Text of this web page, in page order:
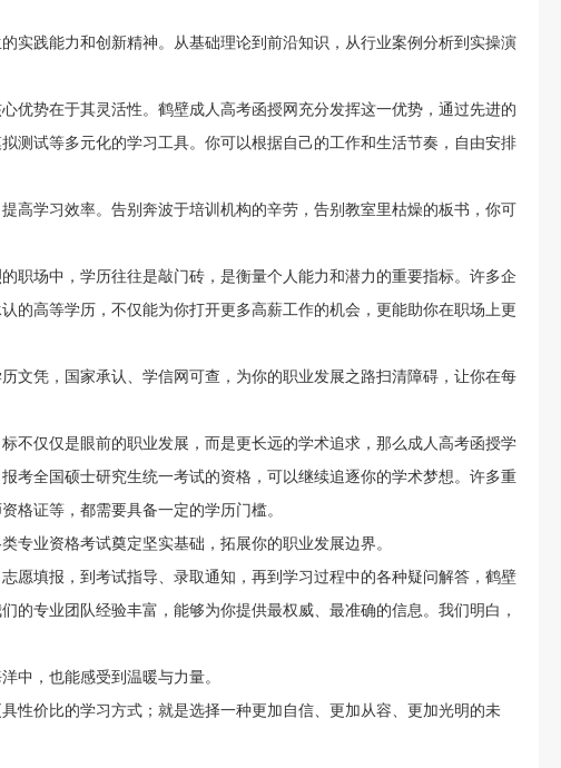
实践能力和创新精神。从基础理论到前沿知识，从行业案例分析到实操演
优势在于其灵活性。鹤壁成人高考函授网充分发挥这一优势，通过先进的
测试等多元化的学习工具。你可以根据自己的工作和生活节奏，自由安排
高学习效率。告别奔波于培训机构的辛劳，告别教室里枯燥的板书，你可
职场中，学历往往是敲门砖，是衡量个人能力和潜力的重要指标。许多企
的高等学历，不仅能为你打开更多高薪工作的机会，更能助你在职场上更
文凭，国家承认、学信网可查，为你的职业发展之路扫清障碍，让你在每
不仅仅是眼前的职业发展，而是更长远的学术追求，那么成人高考函授学
考全国硕士研究生统一考试的资格，可以继续追逐你的学术梦想。许多重
格证等，都需要具备一定的学历门槛。
专业资格考试奠定坚实基础，拓展你的职业发展边界。
愿填报，到考试指导、录取通知，再到学习过程中的各种疑问解答，鹤壁
的专业团队经验丰富，能够为你提供最权威、最准确的信息。我们明白，
中，也能感受到温暖与力量。
性价比的学习方式；就是选择一种更加自信、更加从容、更加光明的未
扫一扫加入微信公众号
关注河南成考网微信公众号，回复“福
利”即可申请学费优惠